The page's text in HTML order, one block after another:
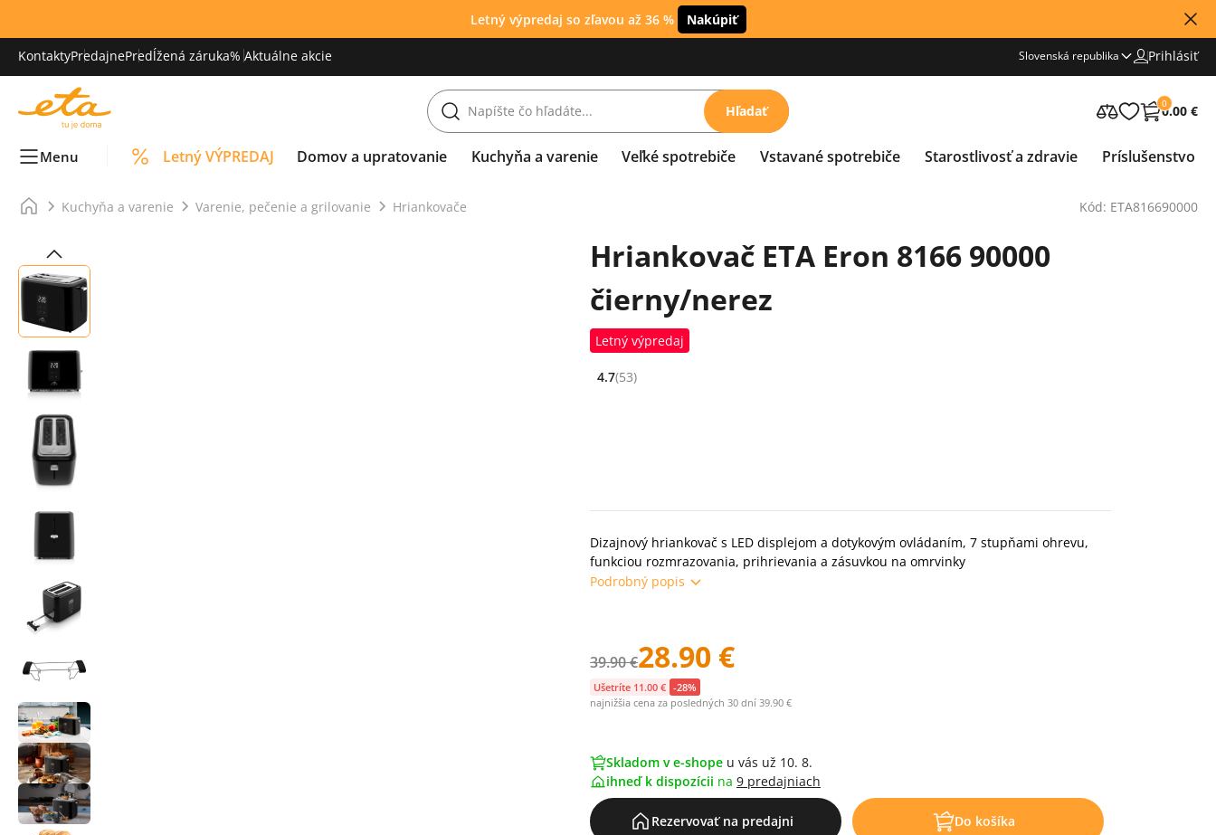
Letný výpredaj so zľavou až 36 % Nakúpiť
KontaktyPredajnePredĺžená záruka% Aktuálne akcie Slovenská republika Prihlásiť
Hľadať 0
0.00 €
Menu Letný VÝPREDAJ Domov a upratovanie Kuchyňa a varenie Veľké spotrebiče Vstavané spotrebiče Starostlivosť a zdravie Príslušenstvo
Kuchyňa a varenie Varenie, pečenie a grilovanie Hriankovače Kód: ETA816690000
Hriankovač ETA Eron 8166 90000
čierny/nerez
Letný výpredaj
Hodnocení: 4.7 z 5 (53 recenzí)
4.7(53)
Dizajnový hriankovač s LED displejom a dotykovým ovládaním, 7 stupňami ohrevu,
funkciou rozmrazovania, prihrievania a zásuvkou na omrvinky
Podrobný popis
39.90 €28.90 €
Ušetríte 11.00 € -28%
najnižšia cena za posledných 30 dní 39.90 €
Skladom v e-shope u vás už 10. 8.
ihneď k dispozícii na 9 predajniach
Rezervovať na predajni Do košíka